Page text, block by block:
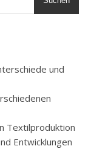
und
Textilproduktion
Entwicklungen